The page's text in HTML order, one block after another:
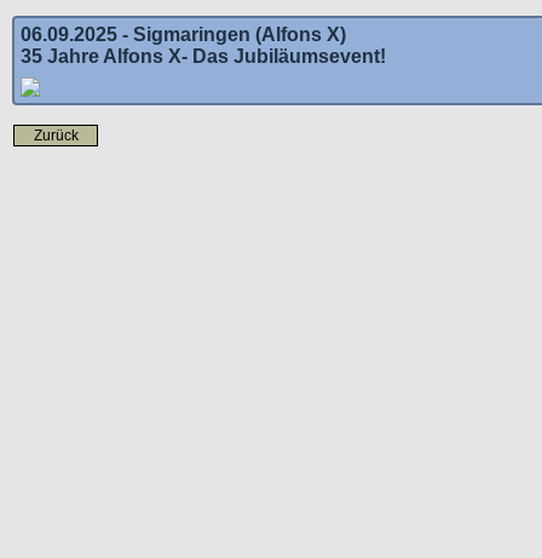
06.09.2025 - Sigmaringen (Alfons X)
35 Jahre Alfons X- Das Jubiläumsevent!